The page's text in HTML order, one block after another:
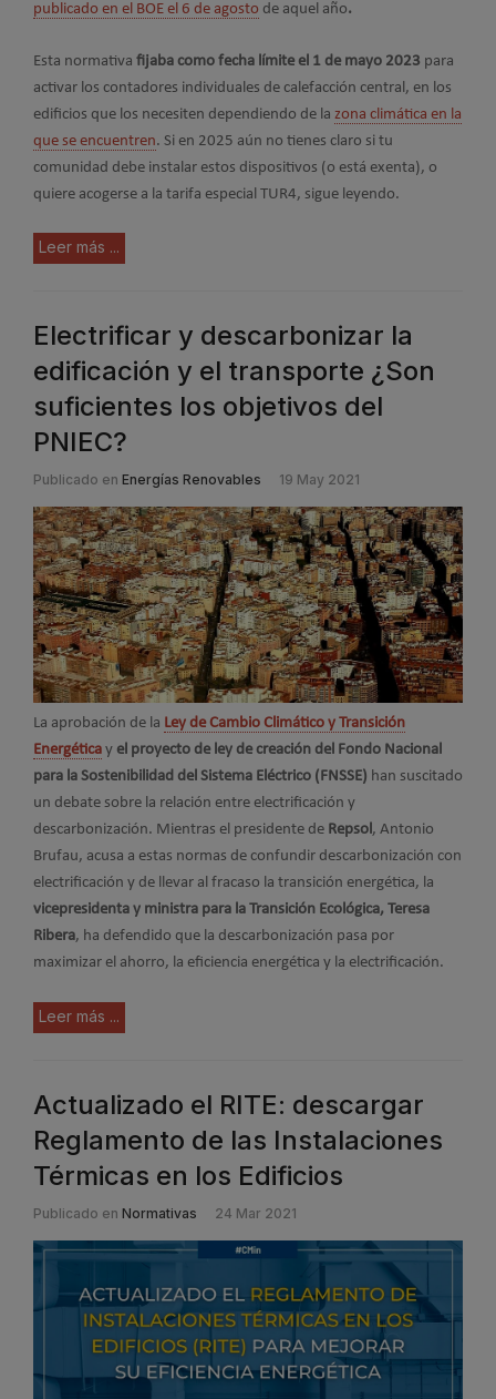
publicado en el BOE el 6 de agosto de aquel año.
Esta normativa fijaba como fecha límite el 1 de mayo 2023 para
activar los contadores individuales de calefacción central, en los
edificios que los necesiten dependiendo de la zona climática en la
que se encuentren. Si en 2025 aún no tienes claro si tu
comunidad debe instalar estos dispositivos (o está exenta), o
quiere acogerse a la tarifa especial TUR4, sigue leyendo.
Leer más ...
Electrificar y descarbonizar la
edificación y el transporte ¿Son
suficientes los objetivos del
PNIEC?
Publicado en Energías Renovables 19 May 2021
La aprobación de la Ley de Cambio Climático y Transición
Energética y el proyecto de ley de creación del Fondo Nacional
para la Sostenibilidad del Sistema Eléctrico (FNSSE) han suscitado
un debate sobre la relación entre electrificación y
descarbonización. Mientras el presidente de Repsol, Antonio
Brufau, acusa a estas normas de confundir descarbonización con
electrificación y de llevar al fracaso la transición energética, la
vicepresidenta y ministra para la Transición Ecológica, Teresa
Ribera, ha defendido que la descarbonización pasa por
maximizar el ahorro, la eficiencia energética y la electrificación.
Leer más ...
Actualizado el RITE: descargar
Reglamento de las Instalaciones
Térmicas en los Edificios
Publicado en Normativas 24 Mar 2021